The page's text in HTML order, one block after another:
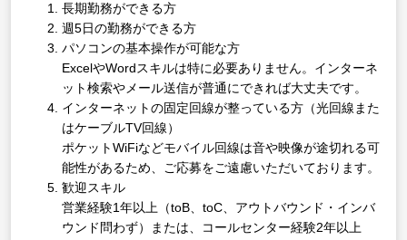
長期勤務ができる方
週5日の勤務ができる方
パソコンの基本操作が可能な方
ExcelやWordスキルは特に必要ありません。インターネ
ット検索やメール送信が普通にできれば大丈夫です。
インターネットの固定回線が整っている方（光回線また
はケーブルTV回線）
ポケットWiFiなどモバイル回線は音や映像が途切れる可
能性があるため、ご応募をご遠慮いただいております。
歓迎スキル
営業経験1年以上（toB、toC、アウトバウンド・インバ
ウンド問わず）または、コールセンター経験2年以上